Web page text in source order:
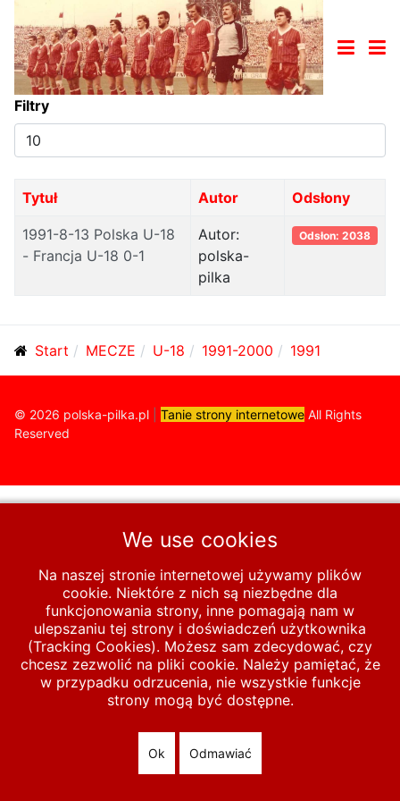
Filtry
Pokaż
#
Tytuł Autor Odsłony
1991-8-13 Polska U-18
- Francja U-18 0-1
Autor:
polska-
pilka
Odsłon: 2038
Start MECZE U-18 1991-2000 1991
© 2026 polska-pilka.pl Tanie strony internetowe All Rights
Reserved
We use cookies
Na naszej stronie internetowej używamy plików
cookie. Niektóre z nich są niezbędne dla
funkcjonowania strony, inne pomagają nam w
ulepszaniu tej strony i doświadczeń użytkownika
(Tracking Cookies). Możesz sam zdecydować, czy
chcesz zezwolić na pliki cookie. Należy pamiętać, że
w przypadku odrzucenia, nie wszystkie funkcje
strony mogą być dostępne.
Ok Odmawiać